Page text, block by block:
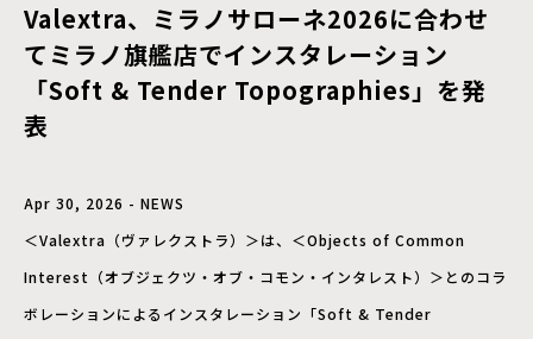
Valextra、ミラノサローネ2026に合わせ
てミラノ旗艦店でインスタレーション
「Soft & Tender Topographies」を発
表
Apr 30, 2026 - NEWS
＜Valextra（ヴァレクストラ）＞は、＜Objects of Common
Interest（オブジェクツ・オブ・コモン・インタレスト）＞とのコラ
ボレーションによるインスタレーション「Soft & Tender